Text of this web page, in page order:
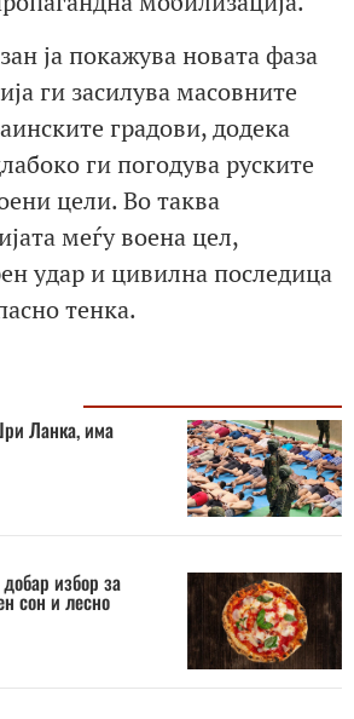
ја покажува новата фаза
ги засилува масовните
градови, додека
ги погодува руските
цели. Во таква
меѓу воена цел,
удар и цивилна последица
тенка.
Ланка, има
избор за
сон и лесно